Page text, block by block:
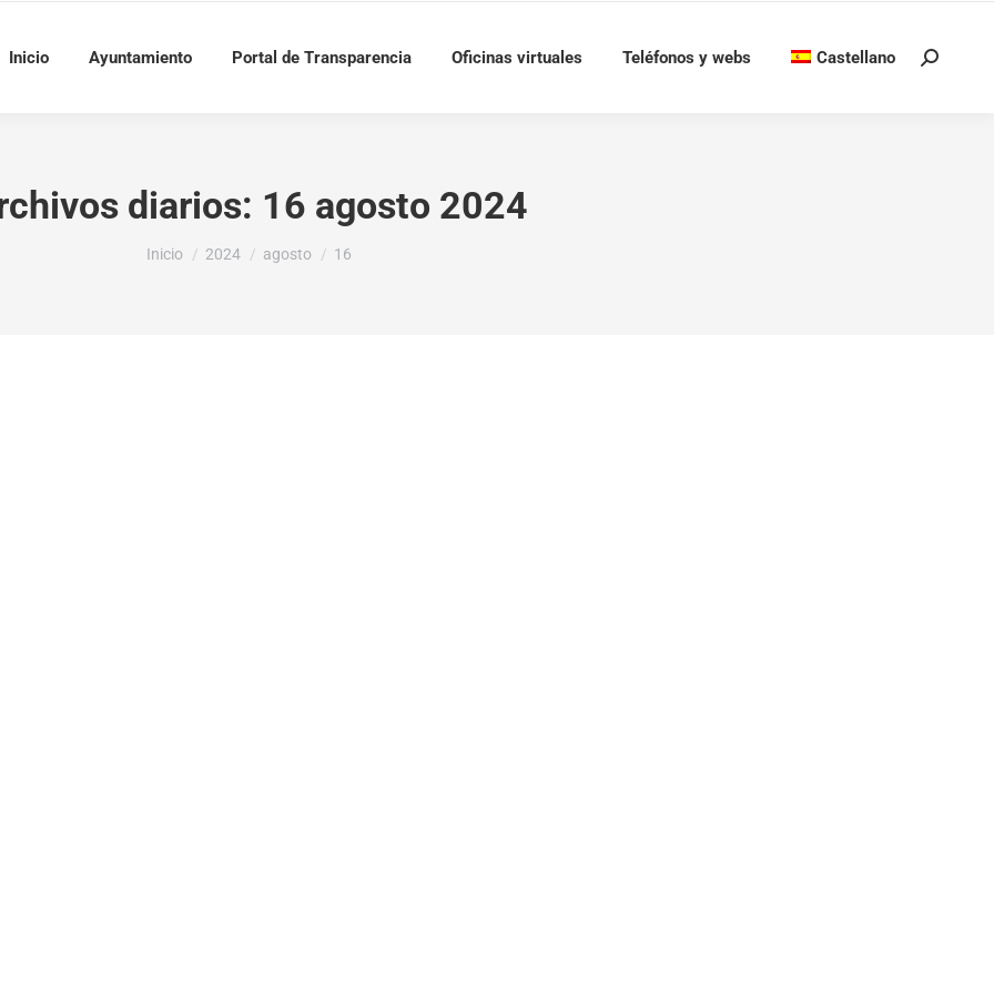
Inicio Ayuntamiento Portal de Transparencia Oficinas virtuales Teléfonos y webs Castellano Buscar:
diarios: 16 agosto 2024
Estás aquí:
Inicio 2024 agosto 16